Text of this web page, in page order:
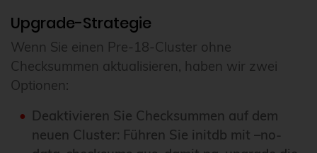
Upgrade-Strategie
Wenn Sie einen Pre-18-Cluster ohne
Checksummen aktualisieren, haben wir zwei
Optionen:
Deaktivieren Sie Checksummen auf dem
neuen Cluster: Führen Sie initdb mit –no-